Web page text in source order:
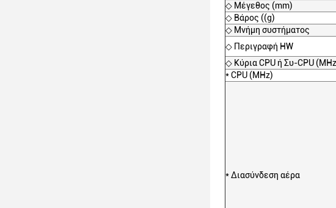
◇ Μέγεθος (mm)
◇ Βάρος ((g)
◇ Μνήμη συστήματος
◇ Περιγραφή HW
◇ Κύρια CPU ή Συ-CPU
* CPU (MHz)
* Διασύνδεση αέρα